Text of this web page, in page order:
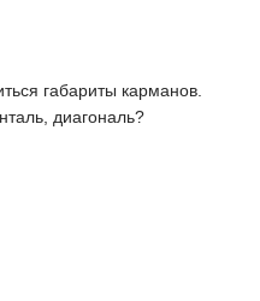
габариты карманов.
диагональ?